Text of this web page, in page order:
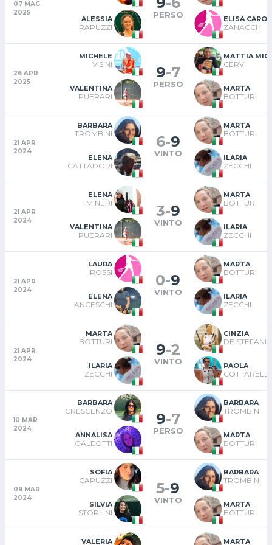
07 MAG
2025
ALESSIA
RAPUZZI
PERSO ELISA
ZANACCHI
26 APR
2025
MICHELE
VISINI
VALENTINA
PUERARI
9-7
PERSO
MATTIA
CERVI
MARTA
BOTTURI
21 APR
2024
BARBARA
TROMBINI
ELENA
CATTADORI
6-9
VINTO
MARTA
BOTTURI
ILARIA
ZECCHI
21 APR
2024
ELENA
MINERI
VALENTINA
PUERARI
3-9
VINTO
MARTA
BOTTURI
ILARIA
ZECCHI
21 APR
2024
LAURA
ROSSI
ELENA
ANCESCHI
0-9
VINTO
MARTA
BOTTURI
ILARIA
ZECCHI
21 APR
2024
MARTA
BOTTURI
ILARIA
ZECCHI
9-2
VINTO
CINZIA
DE STEFANI
PAOLA
COTTARELLI
10 MAR
2024
BARBARA
CRESCENZO
ANNALISA
GALEOTTI
9-7
PERSO
BARBARA
TROMBINI
MARTA
BOTTURI
09 MAR
2024
SOFIA
CAPUZZI
SILVIA
STORLINI
5-9
VINTO
BARBARA
TROMBINI
MARTA
BOTTURI
VALERIA MARTA